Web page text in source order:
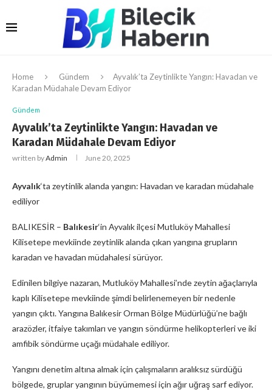
Home Gündem
Ayvalık’ta Zeytinlikte Yangın: Havadan ve
Karadan Müdahale Devam Ediyor
Gündem
Ayvalık’ta Zeytinlikte Yangın: Havadan ve
Karadan Müdahale Devam Ediyor
written byAdmin June 20, 2025
Ayvalık‘ta zeytinlik alanda yangın: Havadan ve karadan müdahale
ediliyor
BALIKESİR – Balıkesir‘in Ayvalık ilçesi Mutluköy Mahallesi
Kilisetepe mevkiinde zeytinlik alanda çıkan yangına grupların
karadan ve havadan müdahalesi sürüyor.
Edinilen bilgiye nazaran, Mutluköy Mahallesi’nde zeytin ağaçlarıyla
kaplı Kilisetepe mevkiinde şimdi belirlenemeyen bir nedenle
yangın çıktı. Yangına Balıkesir Orman Bölge Müdürlüğü’ne bağlı
arazözler, itfaiye takımları ve yangın söndürme helikopterleri ve iki
amfibik söndürme uçağı müdahale ediliyor.
Yangını denetim altına almak için çalışmaların aralıksız sürdüğü
bölgede, gruplar yangının büyümemesi için ağır uğraş sarf ediyor.